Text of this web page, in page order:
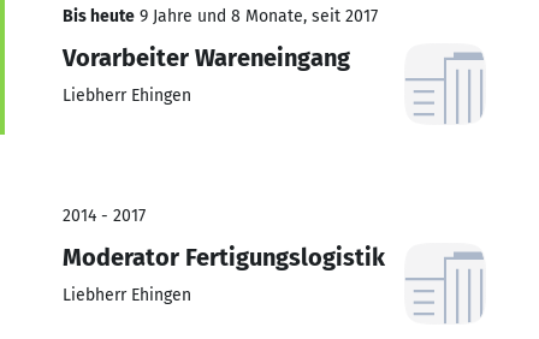
Bis heute 9 Jahre und 8 Monate, seit 2017
Vorarbeiter Wareneingang
Liebherr Ehingen
2014 - 2017
Moderator Fertigungslogistik
Liebherr Ehingen